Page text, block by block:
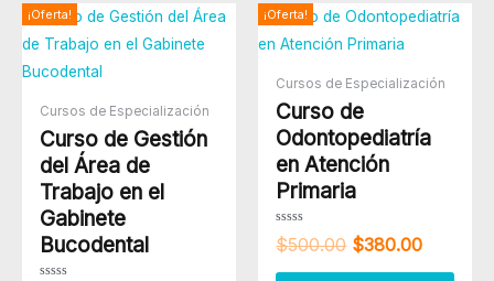
¡Oferta!
Cursos de Especialización
Curso de Gestión
del Área de
Trabajo en el
Gabinete
Bucodental
El
precio
original
$300.00.
El
precio
actual
$240.00.
¡Oferta!
Cursos de Especialización
Curso de
Odontopediatría
en Atención
Primaria
Valorado
con
de
$500.00
El
precio
original
era:
$500.00.
$380.00
El
es: